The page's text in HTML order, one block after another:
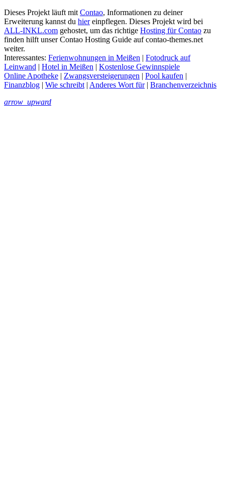
Dieses Projekt läuft mit Contao, Informationen zu deiner
Erweiterung kannst du hiereinpflegen. Dieses Projekt wird bei
ALL-INKL.com gehostet, um das richtige Hosting für Contao zu
finden hilft unser Contao Hosting Guide auf contao-themes.net
weiter.
Interessantes: Ferienwohnungen in Meißen | Fotodruck auf
Leinwand | Hotel in Meißen | Kostenlose Gewinnspiele
Online Apotheke | Zwangsversteigerungen | Pool kaufen |
Finanzblog | Wie schreibt | Anderes Wort für| Branchenverzeichnis
arrow_upward